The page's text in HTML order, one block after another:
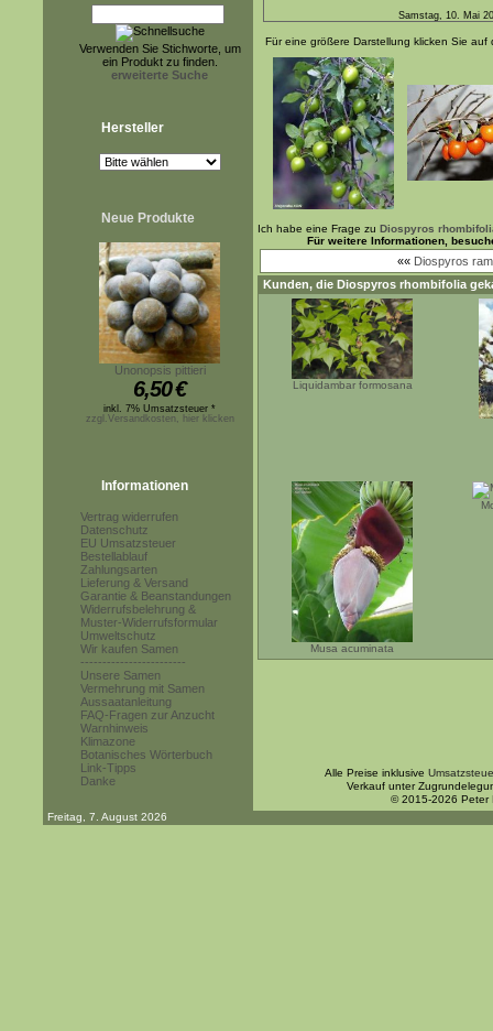
Verwenden Sie Stichworte, um
ein Produkt zu finden.
erweiterte Suche
Hersteller
Neue Produkte
Unonopsis pittieri
6,50€
inkl. 7% Umsatzsteuer *
zzgl.Versandkosten, hier klicken
Informationen
Vertrag widerrufen
Datenschutz
EU Umsatzsteuer
Bestellablauf
Zahlungsarten
Lieferung & Versand
Garantie & Beanstandungen
Widerrufsbelehrung &
Muster-Widerrufsformular
Umweltschutz
Wir kaufen Samen
------------------------
Unsere Samen
Vermehrung mit Samen
Aussaatanleitung
FAQ-Fragen zur Anzucht
Warnhinweis
Klimazone
Botanisches Wörterbuch
Link-Tipps
Danke
Samstag, 10. Mai
Für eine größere Darstellung klicken Sie auf
Ich habe eine Frage zu Diospyros
Für weitere Informationen,
«« Diospyros
Kunden, die Diospyros rhombifolia
Liquidambar formosana
Musa acuminata
Alle Preise inklusive
Verkauf unter
© 2015-2026 Peter
Freitag, 7. August 2026